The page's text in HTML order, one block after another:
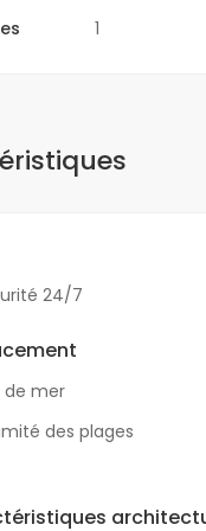
1
24/7
de mer
des plages